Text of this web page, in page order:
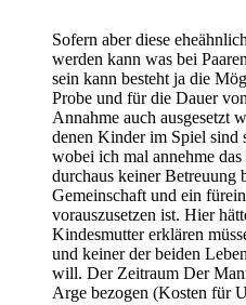
Sofern aber diese
werden kann was bei
sein kann besteht ja die
Probe und für die Dauer
Annahme auch ausgesetzt
denen Kinder im Spiel sind
wobei ich mal annehme
durchaus keiner Betreuung
Gemeinschaft und ein
vorauszusetzen ist. Hier
Kindesmutter erklären
und keiner der beiden
will. Der Zeitraum Der
Arge bezogen (Kosten für